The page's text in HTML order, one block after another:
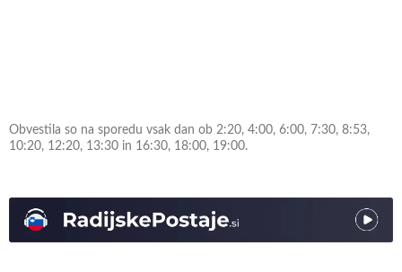
Obvestila so na sporedu vsak dan ob 2:20, 4:00, 6:00, 7:30, 8:53,
10:20, 12:20, 13:30 in 16:30, 18:00, 19:00.